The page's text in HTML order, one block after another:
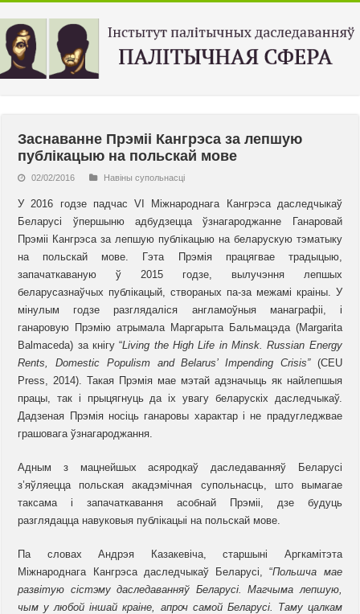
Заснаванне Прэміі Кангрэса за лепшую
публікацыю на польскай мове
02/02/2016 Навiны супольнасцi
У 2016 годзе падчас VI Міжнароднага Кангрэса даследчыкаў
Беларусі ўпершынюадбудзецца ўзнагароджанне Ганаровай
Прэміі Кангрэса за лепшую публікацыю на беларускую тэматыку
на польскай мове. Гэта Прэмія працягвае традыцыю,
запачаткаваную ў 2015 годзе, вылучэння лепшых
беларусазнаўчых публікацый, створаных па-за межамі краіны. У
мінулым годзе разглядаліся англамоўныя манаграфіі, і
ганаровую Прэмію атрымала Маргарыта Бальмацэда (Margarita
Balmaceda) за кнігу “Living the High Life in Minsk. Russian Energy
Rents, Domestic Populism and Belarus’ Impending Crisis” (CEU
Press, 2014). Такая Прэмія мае мэтай адзначыць як найлепшыя
працы, так і прыцягнуць да іх увагу беларускіх даследчыкаў.
Дадзеная Прэмія носіць ганаровы характар і не прадугледжвае
грашовага ўзнагароджання.
Адным з мацнейшых асяродкаў даследаванняў Беларусі
з’яўляецца польская акадэмічная супольнасць, што вымагае
таксама і запачаткавання асобнай Прэміі, дзе будуць
разглядацца навуковыя публікацыі на польскай мове.
Па словах Андрэя Казакевіча, старшыні Аргкамітэта
Міжнароднага Кангрэса даследчыкаў Беларусі, “Польшча мае
развітую сістэму даследаванняў Беларусі. Магчыма лепшую,
чым у любой іншай краіне, апрочсамой Беларусі. Таму цалкам